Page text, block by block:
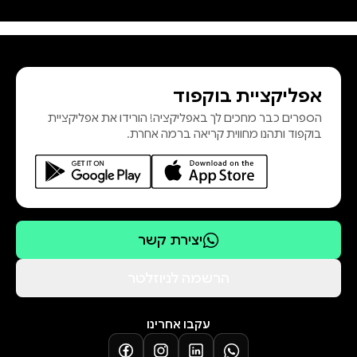
התבגרות סוחף, המשלב רומנטיקה,
כאב והומור, ומספר על משקלו של
אובדן ועל כוחה של אהבה. הספר
נכתב בעידוד תוכנית "רזידנסי טחנת
אפליקציית בוקפוד
הספרים כבר מחכים לך באפליקציה! הורידו את אפליקציית
בוקפוד ותהנו מחווית קריאה ברמה אחרת.
יצירת קשר
עקבו אחרינו